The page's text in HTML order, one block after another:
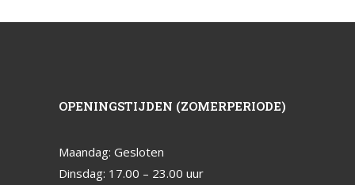
OPENINGSTIJDEN (ZOMERPERIODE)
Maandag: Gesloten
Dinsdag: 17.00 – 23.00 uur